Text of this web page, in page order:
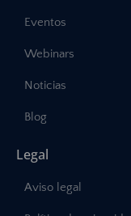
Eventos
Webinars
Noticias
Blog
Legal
Aviso legal